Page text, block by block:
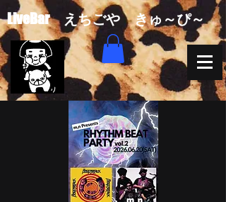
​LiveBar えちごや きゅ～ぴ～